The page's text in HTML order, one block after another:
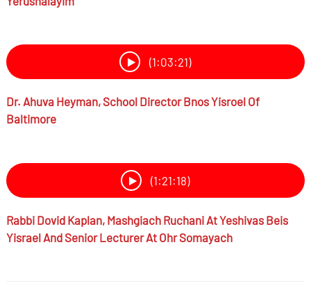
(1:03:21)
Dr. Ahuva Heyman, School Director Bnos Yisroel Of
Baltimore
(1:21:18)
RabbiDovid Kaplan, Mashgiach Ruchani At Yeshivas Beis
Yisrael And Senior Lecturer At Ohr Somayach